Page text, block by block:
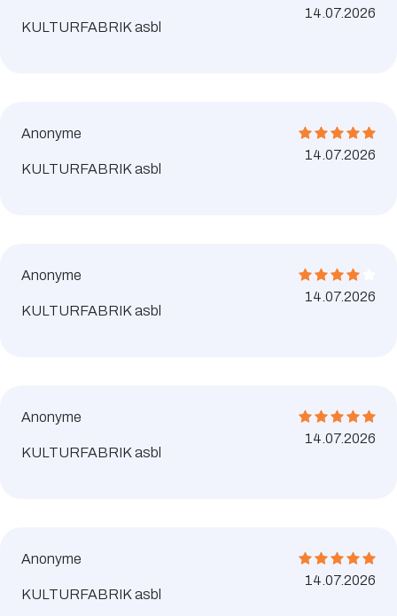
KULTURFABRIK asbl
14.07.2026
Anonyme
KULTURFABRIK asbl
14.07.2026
Anonyme
KULTURFABRIK asbl
14.07.2026
Anonyme
KULTURFABRIK asbl
14.07.2026
Anonyme
KULTURFABRIK asbl
14.07.2026